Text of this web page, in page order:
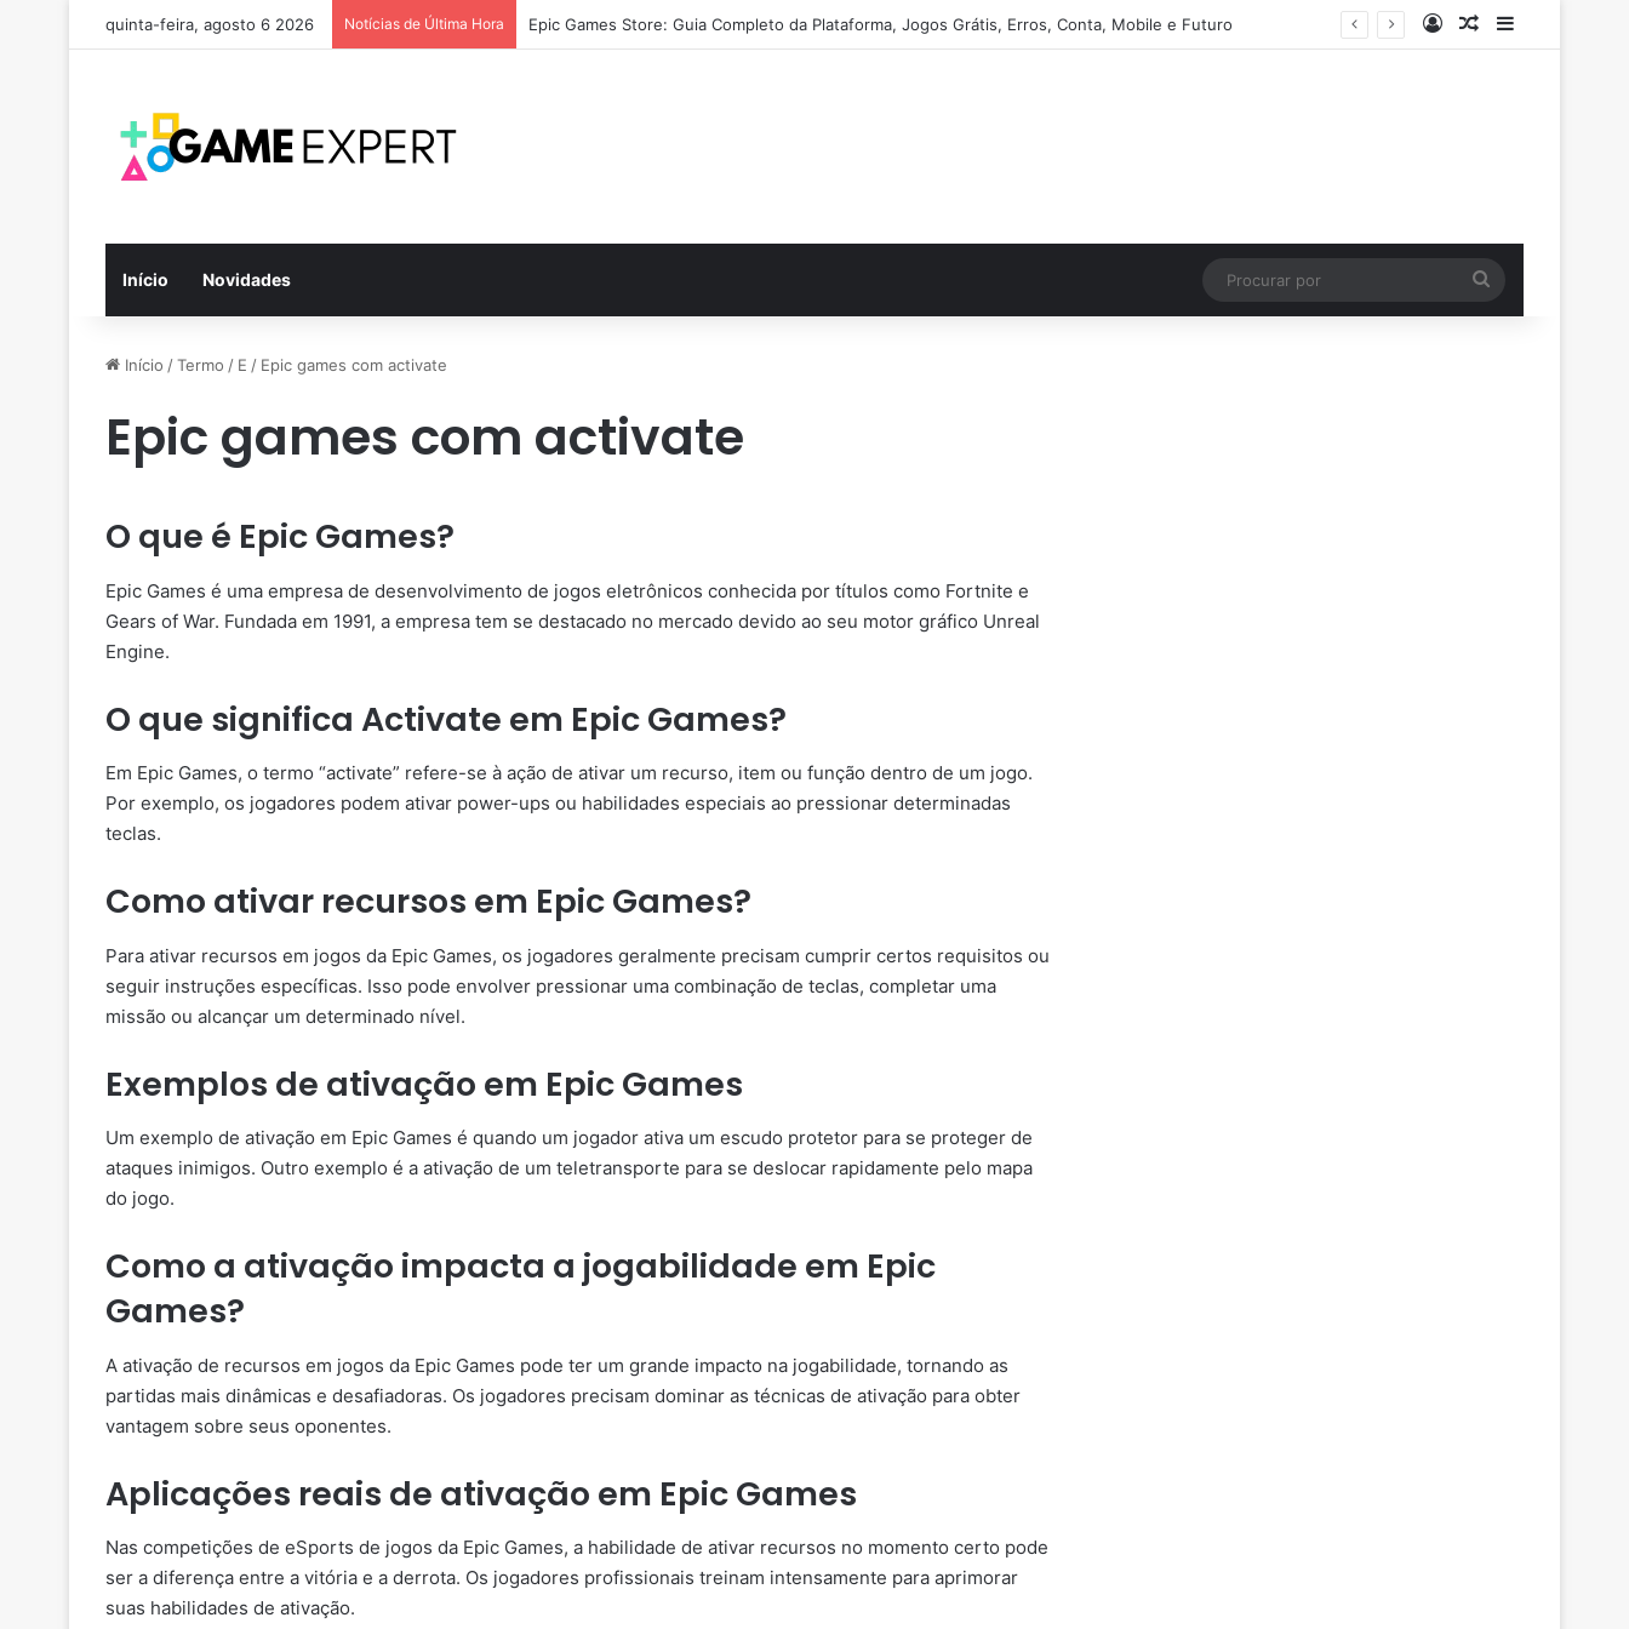
quinta-feira, agosto 6 2026 Notícias de Última Hora Epic Games Store: Guia Completo da Plataforma, Jogos Grátis, Erros, Conta, Mobile e Futuro EntrarArtigo aleatório
Barra Lateral
Início Novidades
por
Início /Termo / E / Epic games com activate
Epic games com activate
O que é Epic Games?
Epic Games é uma empresa de desenvolvimento de jogos eletrônicos conhecida por títulos como Fortnite e
Gears of War. Fundada em 1991, a empresa tem se destacado no mercado devido ao seu motor gráfico Unreal
Engine.
O que significa Activate em Epic Games?
Em Epic Games, o termo “activate” refere-se à ação de ativar um recurso, item ou função dentro de um jogo.
Por exemplo, os jogadores podem ativar power-ups ou habilidades especiais ao pressionar determinadas
teclas.
Como ativar recursos em Epic Games?
Para ativar recursos em jogos da Epic Games, os jogadores geralmente precisam cumprir certos requisitos ou
seguir instruções específicas. Isso pode envolver pressionar uma combinação de teclas, completar uma
missão ou alcançar um determinado nível.
Exemplos de ativação em Epic Games
Um exemplo de ativação em Epic Games é quando um jogador ativa um escudo protetor para se proteger de
ataques inimigos. Outro exemplo é a ativação de um teletransporte para se deslocar rapidamente pelo mapa
do jogo.
Como a ativação impacta a jogabilidade em Epic
Games?
A ativação de recursos em jogos da Epic Games pode ter um grande impacto na jogabilidade, tornando as
partidas mais dinâmicas e desafiadoras. Os jogadores precisam dominar as técnicas de ativação para obter
vantagem sobre seus oponentes.
Aplicações reais de ativação em Epic Games
Nas competições de eSports de jogos da Epic Games, a habilidade de ativar recursos no momento certo pode
ser a diferença entre a vitória e a derrota. Os jogadores profissionais treinam intensamente para aprimorar
suas habilidades de ativação.